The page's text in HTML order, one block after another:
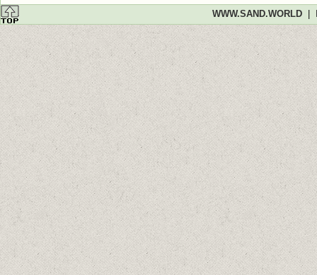
WWW.SAND.WORLD|